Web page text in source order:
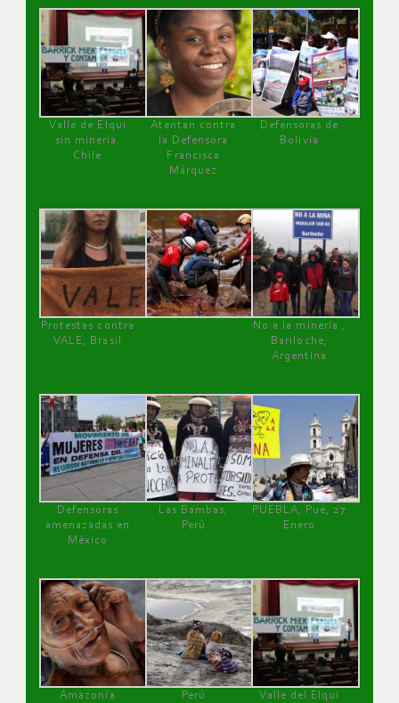
Valle de Elqui
sin minería.
Chile
Atentan contra
la Defensora
Francisca
Márquez
Defensoras de
Bolivia
Protestas contra
VALE, Brasil
No a la minería ,
Bariloche,
Argentina
Defensoras
amenazadas en
México
Las Bambas,
Perú
PUEBLA, Pue, 27
Enero
Amazonía
Perú
Valle del Elqui